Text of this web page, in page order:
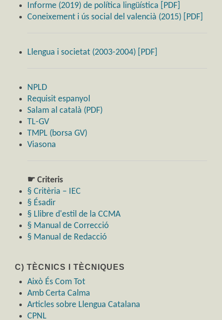
Informe (2019) de política lingüística [PDF]
Coneixement i ús social del valencià (2015) [PDF]
Llengua i societat (2003-2004) [PDF]
NPLD
Requisit espanyol
Salam al català (PDF)
TL-GV
TMPL (borsa GV)
Viasona
☛ Criteris
§ Critèria – IEC
§ Ésadir
§ Llibre d'estil de la CCMA
§ Manual de Correcció
§ Manual de Redacció
C) TÈCNICS I TÈCNIQUES
Això És Com Tot
Amb Certa Calma
Articles sobre Llengua Catalana
CPNL